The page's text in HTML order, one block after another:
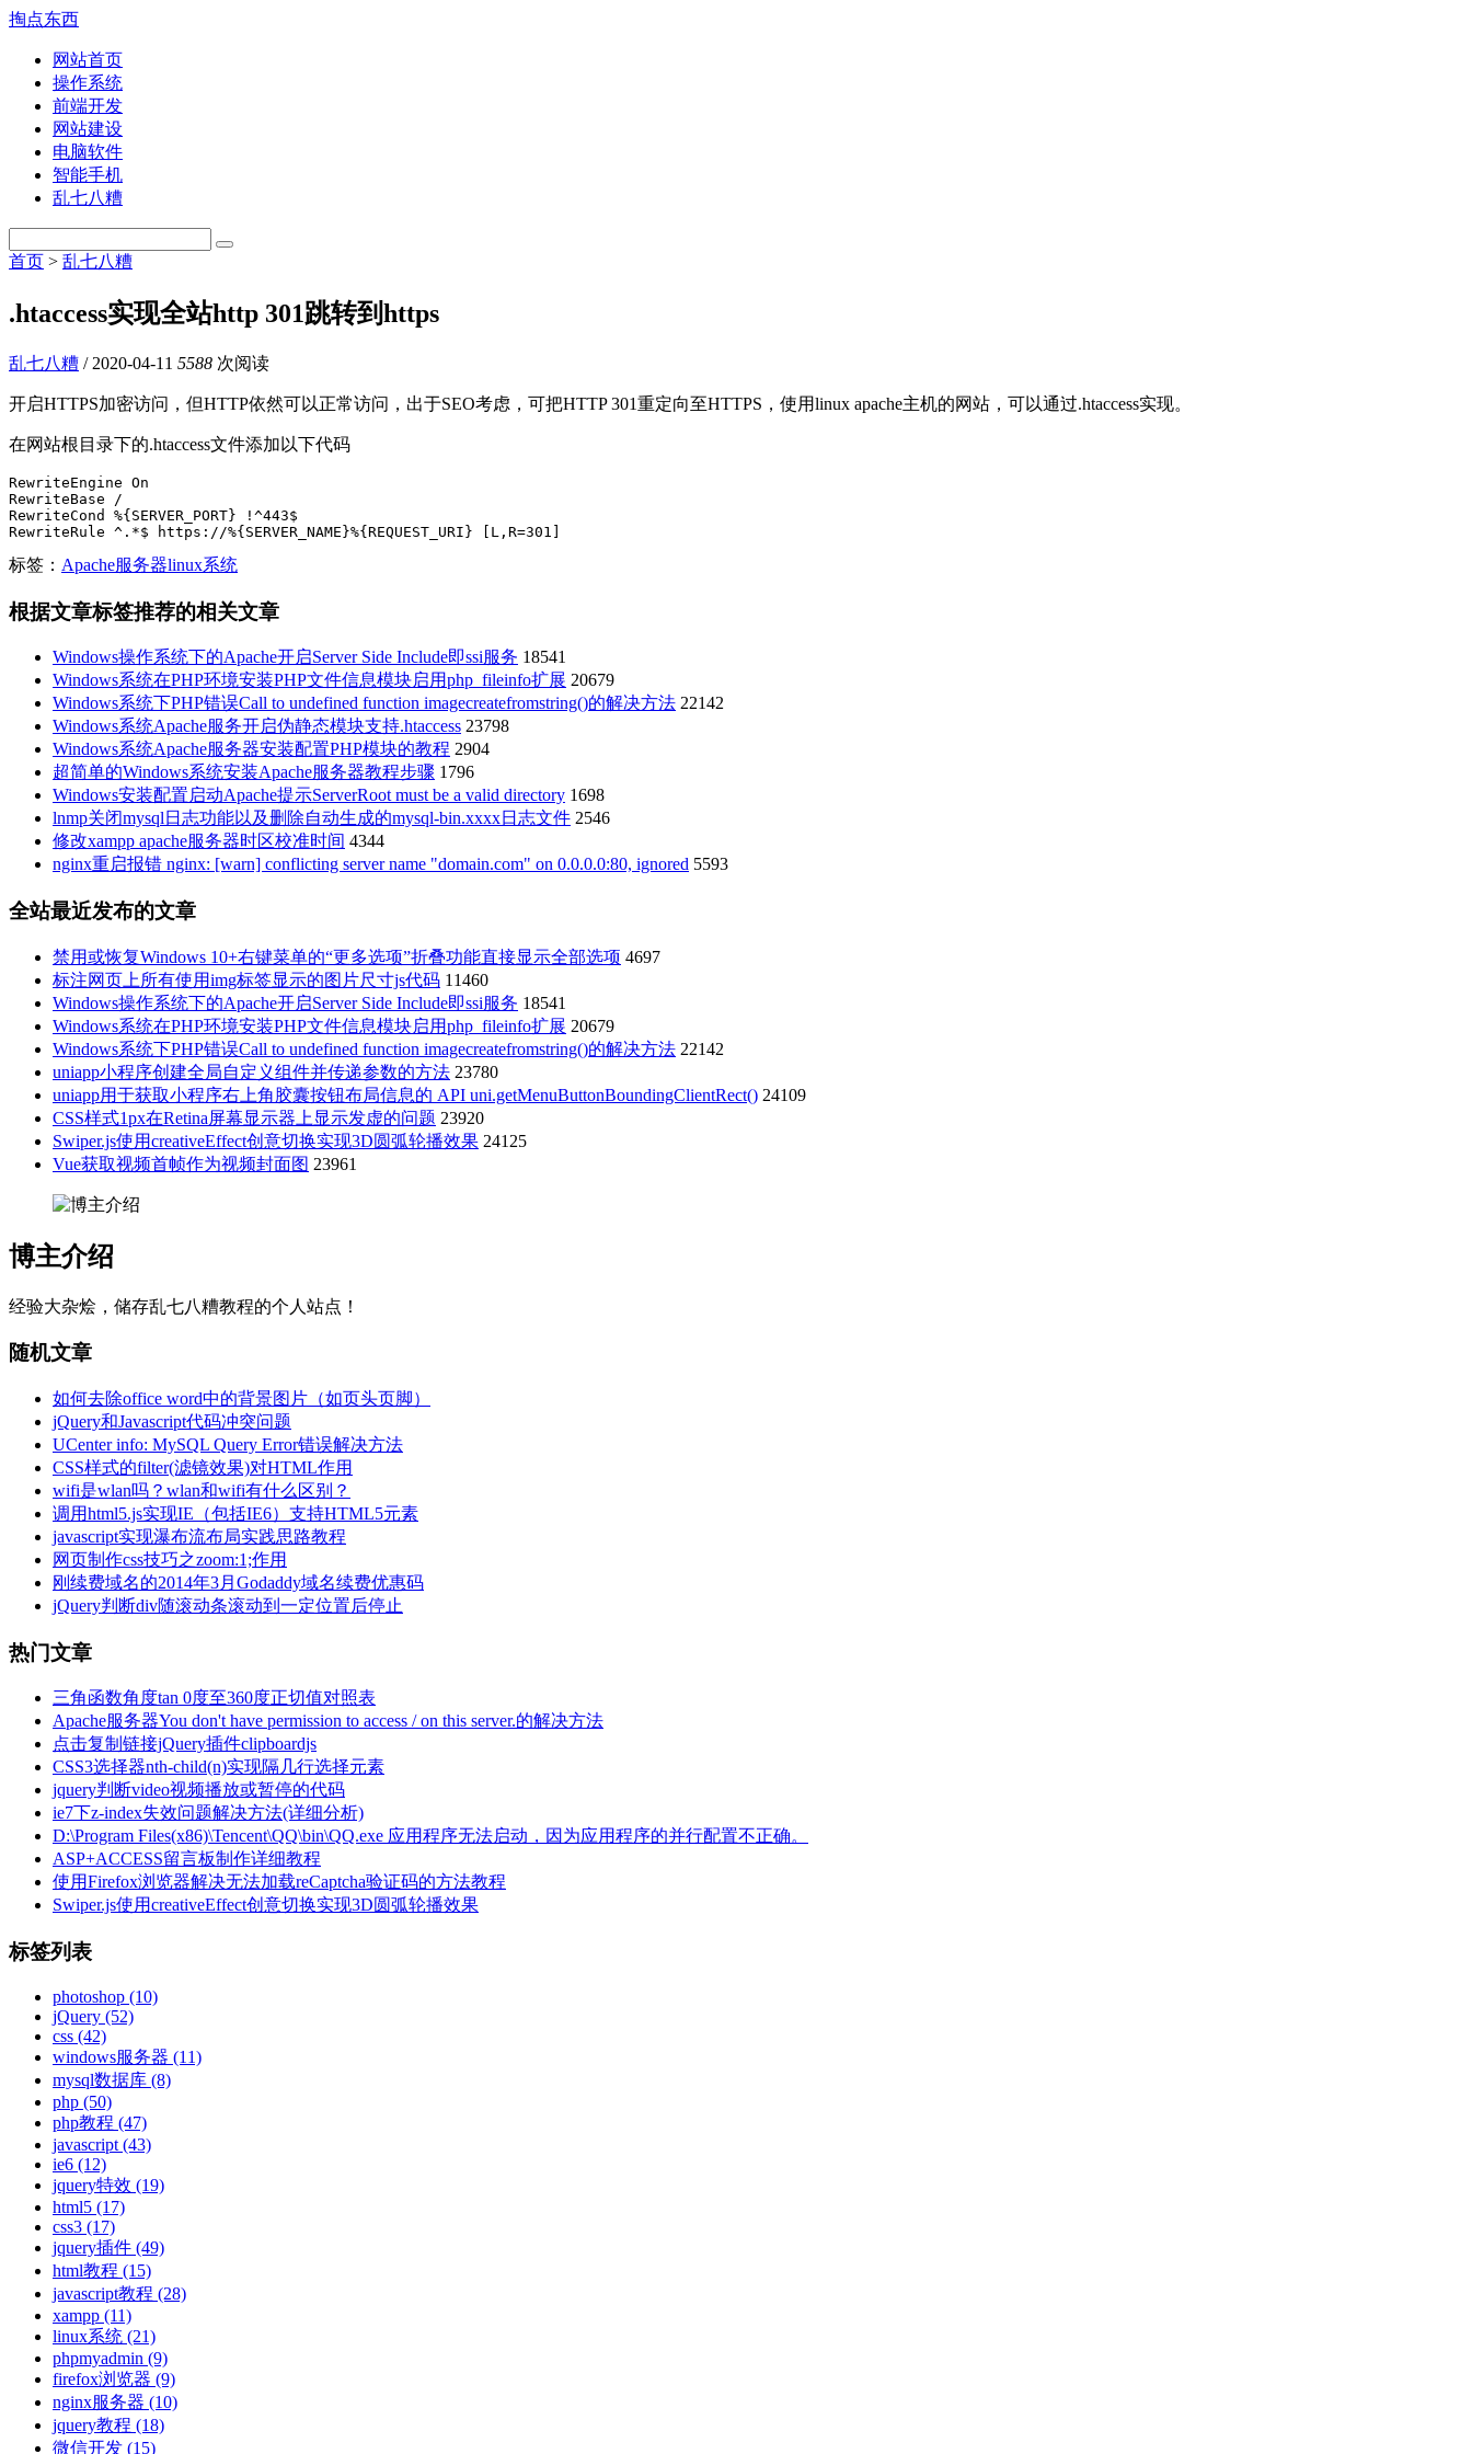
掏点东西
网站首页
操作系统
前端开发
网站建设
电脑软件
智能手机
乱七八糟
首页 > 乱七八糟
.htaccess实现全站http 301跳转到https
乱七八糟 / 2020-04-11 5588 次阅读
开启HTTPS加密访问，但HTTP依然可以正常访问，出于SEO考虑，可把HTTP 301重定向至HTTPS，使用linux apache主机的网站，可以通过.htaccess实现。
在网站根目录下的.htaccess文件添加以下代码
RewriteEngine On
RewriteBase /
RewriteCond %{SERVER_PORT} !^443$
RewriteRule ^.*$ https://%{SERVER_NAME}%{REQUEST_URI} [L,R=301]
标签： Apache服务器linux系统
根据文章标签推荐的相关文章
Windows操作系统下的Apache开启Server Side Include即ssi服务 18541
Windows系统在PHP环境安装PHP文件信息模块启用php_fileinfo扩展 20679
Windows系统下PHP错误Call to undefined function imagecreatefromstring()的解决方法 22142
Windows系统Apache服务开启伪静态模块支持.htaccess 23798
Windows系统Apache服务器安装配置PHP模块的教程 2904
超简单的Windows系统安装Apache服务器教程步骤 1796
Windows安装配置启动Apache提示ServerRoot must be a valid directory 1698
lnmp关闭mysql日志功能以及删除自动生成的mysql-bin.xxxx日志文件 2546
修改xampp apache服务器时区校准时间 4344
nginx重启报错 nginx: [warn] conflicting server name "domain.com" on 0.0.0.0:80, ignored 5593
全站最近发布的文章
禁用或恢复Windows 10+右键菜单的“更多选项”折叠功能直接显示全部选项 4697
标注网页上所有使用img标签显示的图片尺寸js代码 11460
Windows操作系统下的Apache开启Server Side Include即ssi服务 18541
Windows系统在PHP环境安装PHP文件信息模块启用php_fileinfo扩展 20679
Windows系统下PHP错误Call to undefined function imagecreatefromstring()的解决方法 22142
uniapp小程序创建全局自定义组件并传递参数的方法 23780
uniapp用于获取小程序右上角胶囊按钮布局信息的 API uni.getMenuButtonBoundingClientRect() 24109
CSS样式1px在Retina屏幕显示器上显示发虚的问题 23920
Swiper.js使用creativeEffect创意切换实现3D圆弧轮播效果 24125
Vue获取视频首帧作为视频封面图 23961
博主介绍
经验大杂烩，储存乱七八糟教程的个人站点！
随机文章
如何去除office word中的背景图片（如页头页脚）
jQuery和Javascript代码冲突问题
UCenter info: MySQL Query Error错误解决方法
CSS样式的filter(滤镜效果)对HTML作用
wifi是wlan吗？wlan和wifi有什么区别？
调用html5.js实现IE（包括IE6）支持HTML5元素
javascript实现瀑布流布局实践思路教程
网页制作css技巧之zoom:1;作用
刚续费域名的2014年3月Godaddy域名续费优惠码
jQuery判断div随滚动条滚动到一定位置后停止
热门文章
三角函数角度tan 0度至360度正切值对照表
Apache服务器You don't have permission to access / on this server.的解决方法
点击复制链接jQuery插件clipboardjs
CSS3选择器nth-child(n)实现隔几行选择元素
jquery判断video视频播放或暂停的代码
ie7下z-index失效问题解决方法(详细分析)
D:\Program Files(x86)\Tencent\QQ\bin\QQ.exe 应用程序无法启动，因为应用程序的并行配置不正确。
ASP+ACCESS留言板制作详细教程
使用Firefox浏览器解决无法加载reCaptcha验证码的方法教程
Swiper.js使用creativeEffect创意切换实现3D圆弧轮播效果
标签列表
photoshop (10)
jQuery (52)
css (42)
windows服务器 (11)
mysql数据库 (8)
php (50)
php教程 (47)
javascript (43)
ie6 (12)
jquery特效 (19)
html5 (17)
css3 (17)
jquery插件 (49)
html教程 (15)
javascript教程 (28)
xampp (11)
linux系统 (21)
phpmyadmin (9)
firefox浏览器 (9)
nginx服务器 (10)
jquery教程 (18)
微信开发 (15)